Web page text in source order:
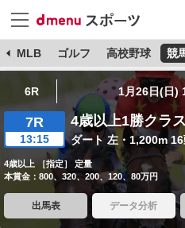
MLB ゴルフ 高校野球 競
6R 1月26日(日)
7R
13:15
4歳以上1勝クラ
ダート 左・1,200m
4歳以上 ［指定］ 定量
本賞金：800、320、200、120、80万円
出馬表 データ分析